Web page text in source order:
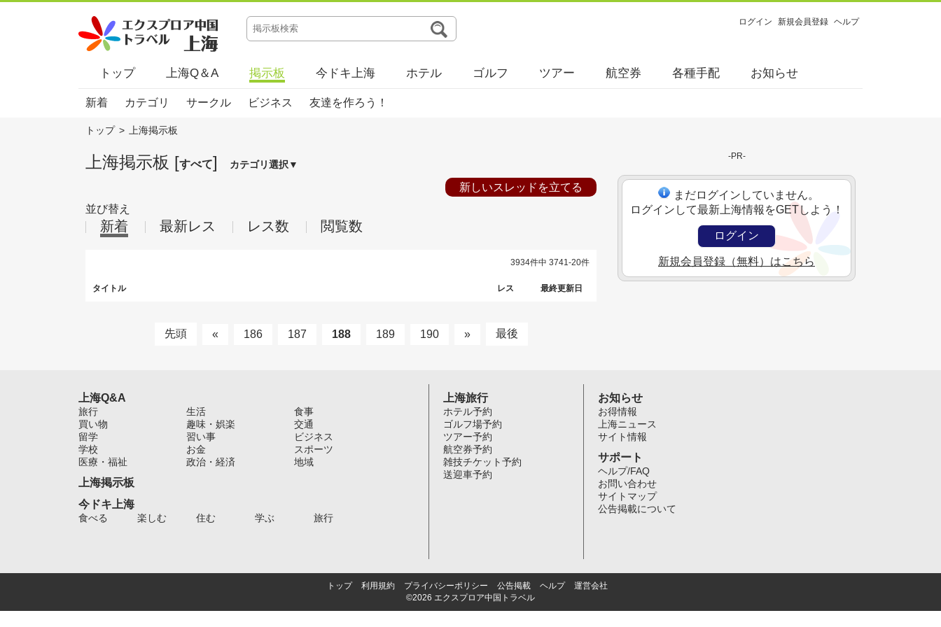
ログイン 新規会員登録 ヘルプ
トップ 上海Q＆A 掲示板 今ドキ上海 ホテル ゴルフ ツアー 航空券 各種手配 お知らせ
新着 カテゴリ サークル ビジネス 友達を作ろう！
トップ > 上海掲示板
上海掲示板 [すべて] カテゴリ選択▼
新しいスレッドを立てる
並び替え
新着 最新レス レス数 閲覧数
3934件中 3741-20件
タイトル レス 最終更新日
先頭 « 186 187 188 189 190 » 最後
-PR-
まだログインしていません。
ログインして最新上海情報をGETしよう！
ログイン
新規会員登録（無料）はこちら
上海Q&A
旅行 生活
食事
買い物
趣味・娯楽
交通
留学
習い事
ビジネス
学校
お金
スポーツ
医療・福祉
政治・経済 地域
上海掲示板
今ドキ上海
食べる 楽しむ 住む 学ぶ 旅行
上海旅行
ホテル予約
ゴルフ場予約
ツアー予約
航空券予約
雑技チケット予約
送迎車予約
お知らせ
お得情報
上海ニュース
サイト情報
サポート
ヘルプ/FAQ
お問い合わせ
サイトマップ
公告掲載について
トップ 利用規約 プライバシーポリシー 公告掲載 ヘルプ
運営会社
©2026 エクスプロア中国トラベル